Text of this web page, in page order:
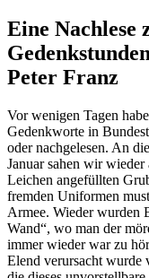
Eine Nachlese
Peter Franz
Vor wenigen Tagen
Gedenkworte in
oder nachgelesen. An
Januar sahen wir wieder
Leichen angefüllten
fremden Uniformen
Armee. Wieder wurden
Wand“, wo man der
immer wieder war zu
Elend verursacht wurde